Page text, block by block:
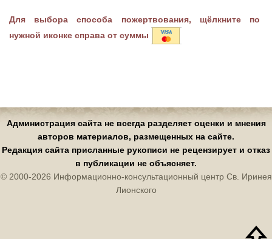
Для выбора способа пожертвования, щёлкните по
нужной иконке справа от суммы
Администрация сайта не всегда разделяет оценки и мнения
авторов материалов, размещенных на сайте.
Редакция сайта присланные рукописи не рецензирует и отказ
в публикации не объясняет.
© 2000-2026 Информационно-консультационный центр Св. Иринея
Лионского